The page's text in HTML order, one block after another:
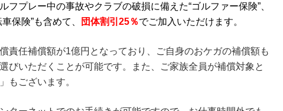
フプレー中の事故やクラブの破損に備えた“ゴルファー保険”、
保険”も含めて、
団体割引25％でご加入いただけます。
責任補償額が1億円となっており、ご自身のおケガの補償額も
びいただくことが可能です。また、ご家族全員が補償対象と
もございます。